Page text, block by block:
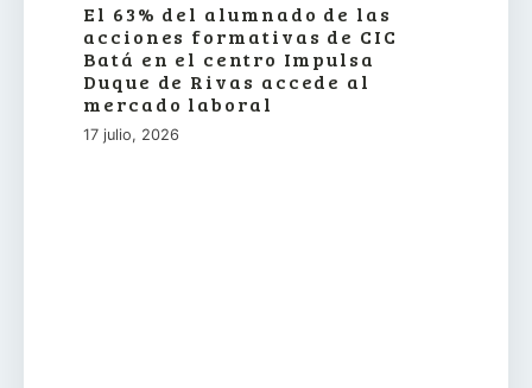
El 63% del alumnado de las
acciones formativas de CIC
Batá en el centro Impulsa
Duque de Rivas accede al
mercado laboral
17 julio, 2026